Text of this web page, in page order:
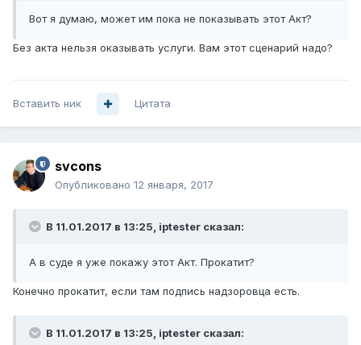
Вот я думаю, может им пока не показывать этот Акт?
Без акта нельзя оказывать услуги. Вам этот сценарий надо?
Вставить ник Цитата
svcons
Опубликовано 12 января, 2017
В 11.01.2017 в 13:25, iptester сказал:
А в суде я уже покажу этот Акт. Прокатит?
Конечно прокатит, если там подпись надзоровца есть.
В 11.01.2017 в 13:25, iptester сказал: